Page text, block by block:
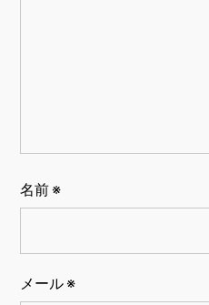
名前 ※
メール ※